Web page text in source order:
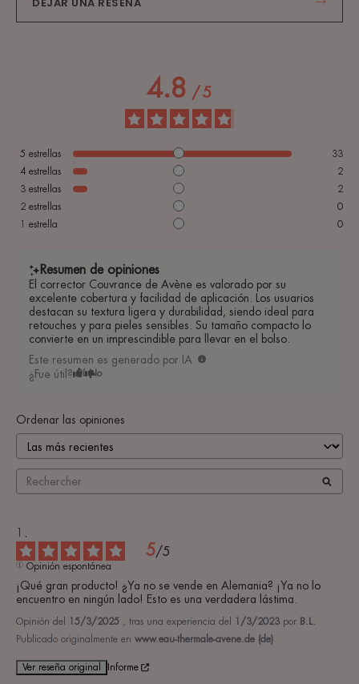
4.8 / 5
5 estrellas
33
4 estrellas
2
3 estrellas
2
2 estrellas
0
estrella 0
Resumen de opiniones
El corrector Couvrance de Avène es valorado por su
excelente cobertura y facilidad de aplicación. Los usuarios
destacan su textura ligera y durabilidad, siendo ideal para
retouches y para pieles sensibles. Su tamaño compacto lo
convierte en un imprescindible para llevar en el bolso.
Este resumen es generado por IA
¿Fue útil?
Sí No
Ordenar las opiniones
5/5
Opinión espontánea
¡Qué gran producto! ¿Ya no se vende en Alemania? ¡Ya no lo
encuentro en ningún lado! Esto es una verdadera lástima.
Opinión del 15/3/2025 , tras una experiencia del 1/3/2023 por B.L.
Publicado originalmente en www.eau-thermale-avene.de (de)
Ver reseña original Informe